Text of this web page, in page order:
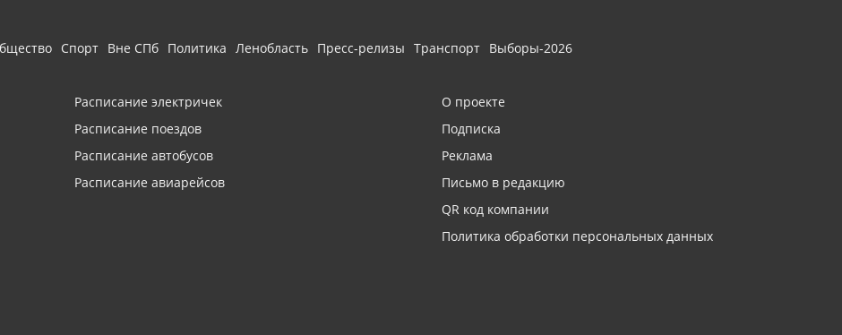
Спорт Вне СПб Политика Ленобласть Пресс-релизы Транспорт Выборы-2026
Расписание электричек
Расписание поездов
Расписание автобусов
Расписание авиарейсов
О проекте
Подписка
Реклама
Письмо в редакцию
QR код компании
Политика обработки персональных данных